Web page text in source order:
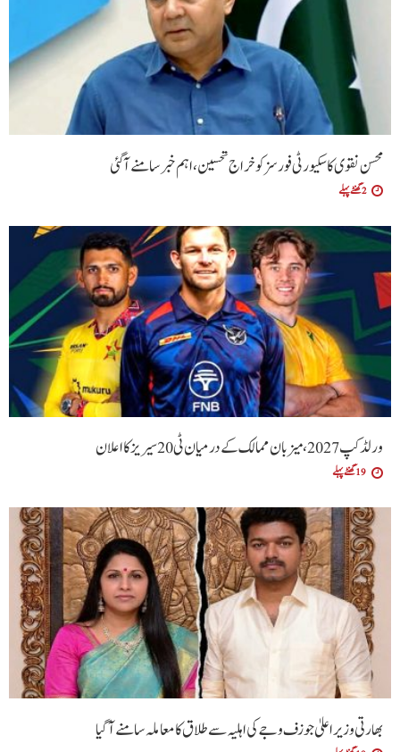
محسن نقوی کا سکیورٹی فورسز کو خراج تحسین، اہم خبر سامنے آگئی
2 گھنٹے پہلے
ورلڈ کپ 2027، میزبان ممالک کے درمیان ٹی20 سیریز کا اعلان
19 گھنٹے پہلے
بھارتی وزیراعلیٰ جوزف وجے کی اہلیہ سے طلاق کا معاملہ سامنے آگیا